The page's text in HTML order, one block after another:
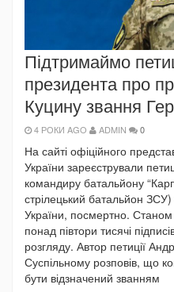
Підтримаймо
президента про
Куцину звання
4 РОКИ AGO ADMIN 0
На сайті офіційного
України зареєстрували
командиру батальйону
стрілецький батальйон
України, посмертно.
понад півтори тисячі
розгляду. Автор петиції
Суспільному розповів, що
бути відзначений званням